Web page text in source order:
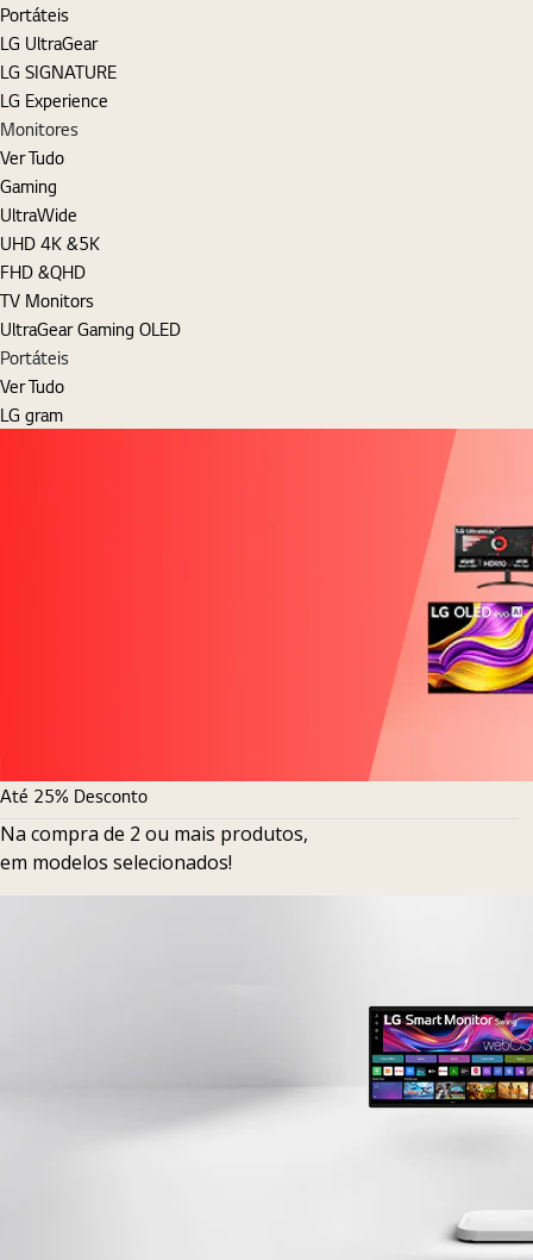
Portáteis
LG UltraGear
LG SIGNATURE
LG Experience
Monitores
Ver Tudo
Gaming
UltraWide
UHD 4K &5K
FHD &QHD
TV Monitors
UltraGear Gaming OLED
Portáteis
Ver Tudo
LG gram
Até 25% Desconto
Na compra de 2 ou mais produtos,
em modelos selecionados!